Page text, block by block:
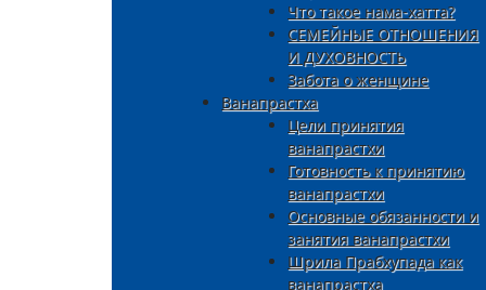
Что такое нама-хатта?
СЕМЕЙНЫЕ ОТНОШЕНИЯ
И ДУХОВНОСТЬ
Забота о женщине
Ванапрастха
Цели принятия
ванапрастхи
Готовность к принятию
ванапрастхи
Основные обязанности и
занятия ванапрастхи
Шрила Прабхупада как
ванапрастха